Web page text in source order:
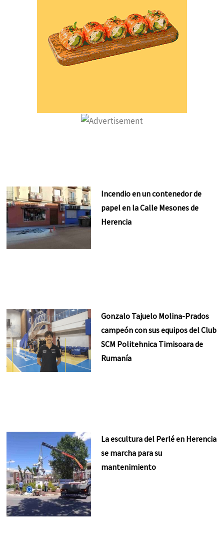
Incendio en un contenedor de
papel en la Calle Mesones de
Herencia
Gonzalo Tajuelo Molina-Prados
campeón con sus equipos del Club
SCM Politehnica Timisoara de
Rumanía
La escultura del Perlé en Herencia
se marcha para su
mantenimiento